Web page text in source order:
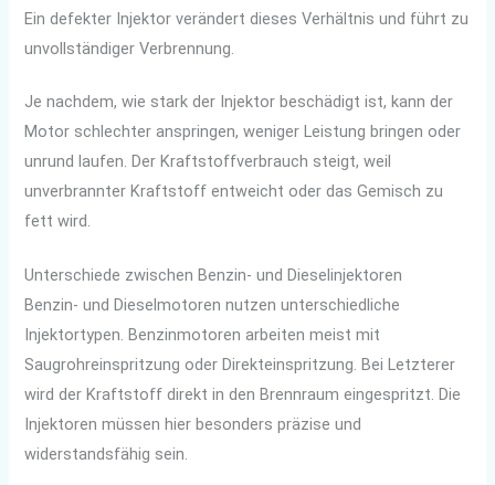
Ein defekter Injektor verändert dieses Verhältnis und führt zu
unvollständiger Verbrennung.
Je nachdem, wie stark der Injektor beschädigt ist, kann der
Motor schlechter anspringen, weniger Leistung bringen oder
unrund laufen. Der Kraftstoffverbrauch steigt, weil
unverbrannter Kraftstoff entweicht oder das Gemisch zu
fett wird.
Unterschiede zwischen Benzin- und Dieselinjektoren
Benzin- und Dieselmotoren nutzen unterschiedliche
Injektortypen. Benzinmotoren arbeiten meist mit
Saugrohreinspritzung oder Direkteinspritzung. Bei Letzterer
wird der Kraftstoff direkt in den Brennraum eingespritzt. Die
Injektoren müssen hier besonders präzise und
widerstandsfähig sein.